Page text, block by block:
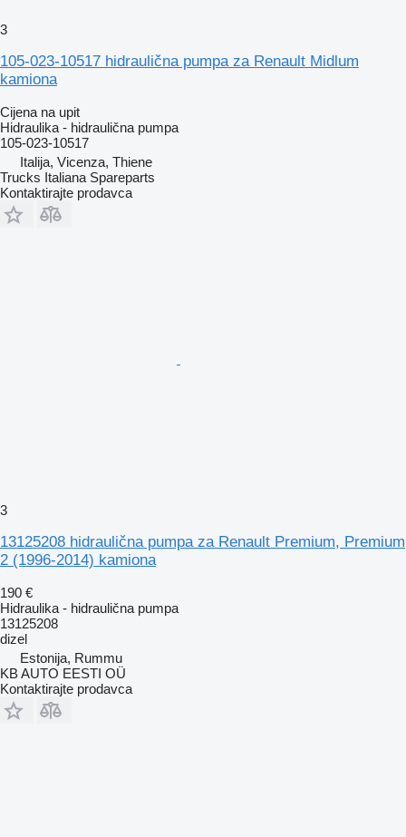
3
105-023-10517 hidraulična pumpa za Renault Midlum
kamiona
Cijena na upit
Hidraulika - hidraulična pumpa
105-023-10517
Italija, Vicenza, Thiene
Trucks Italiana Spareparts
Kontaktirajte prodavca
3
13125208 hidraulična pumpa za Renault Premium, Premium
2 (1996-2014) kamiona
190 €
Hidraulika - hidraulična pumpa
13125208
dizel
Estonija, Rummu
KB AUTO EESTI OÜ
Kontaktirajte prodavca